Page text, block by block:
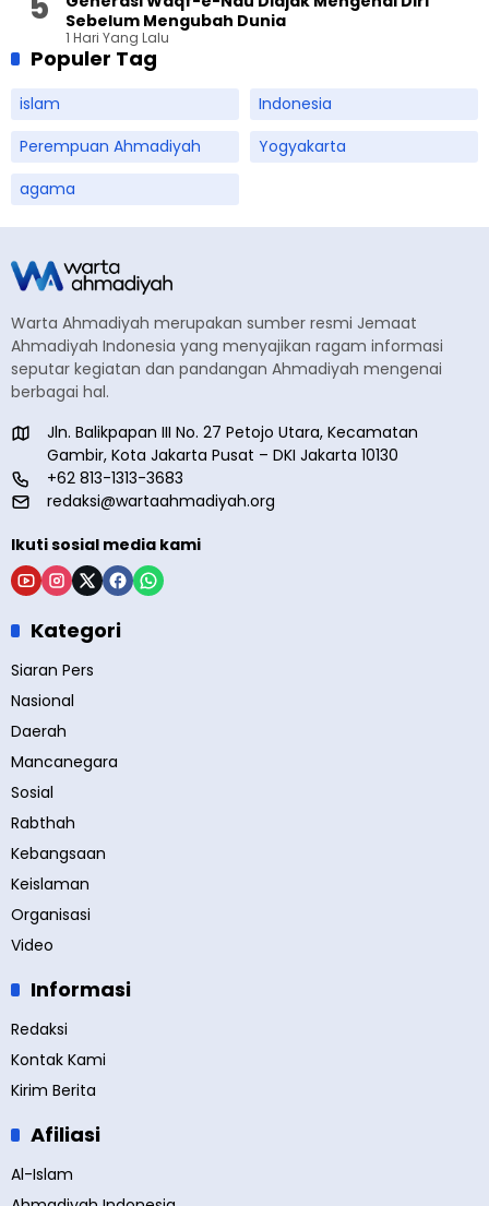
Sebelum Mengubah Dunia
1 Hari Yang Lalu
Populer Tag
islam
Indonesia
Perempuan Ahmadiyah
Yogyakarta
agama
Warta Ahmadiyah merupakan sumber resmi Jemaat
Ahmadiyah Indonesia yang menyajikan ragam informasi
seputar kegiatan dan pandangan Ahmadiyah mengenai
berbagai hal.
Jln. Balikpapan III No. 27 Petojo Utara, Kecamatan
Gambir, Kota Jakarta Pusat – DKI Jakarta 10130
+62 813-1313-3683
redaksi@wartaahmadiyah.org
Ikuti sosial media kami
Kategori
Siaran Pers
Nasional
Daerah
Mancanegara
Sosial
Rabthah
Kebangsaan
Keislaman
Organisasi
Video
Informasi
Redaksi
Kontak Kami
Kirim Berita
Afiliasi
Al-Islam